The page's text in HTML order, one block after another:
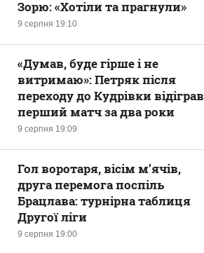
9 серпня 19:10
Зорю: «Хотіли та прагнули»
9 серпня 19:09
«Думав, буде гірше і не
витримаю»: Петряк після
переходу до Кудрівки відіграв
перший матч за два роки
9 серпня 19:00
Гол воротаря, вісім м’ячів,
друга перемога поспіль
Брацлава: турнірна таблиця
Другої ліги